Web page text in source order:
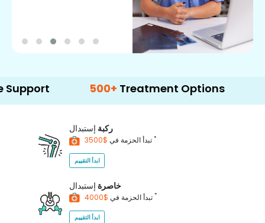
500+ Treatment Options
ركبة إستبدال
تبدأ الحزمة في *
ابدأ التقييم
خاصرة إستبدال
تبدأ الحزمة في *
ابدأ التقييم